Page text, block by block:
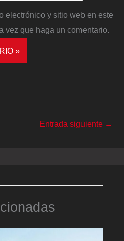
electrónico y sitio web en este
vez que haga un comentario.
Entrada siguiente →